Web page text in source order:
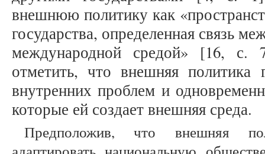
внешнюю политику как
государства, определенная связь
международной средой» [16, с.
отметить, что внешняя политика
внутренних проблем и
которые ей создает внешняя среда.
Предположив, что внешняя